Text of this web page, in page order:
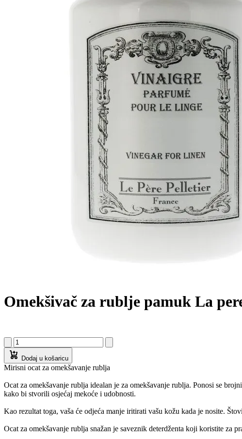
Omekšivač za rublje pamuk La
Dodaj u košaricu
Mirisni ocat za omekšavanje rublja
Ocat za omekšavanje rublja idealan je za omekšavanje rublja. Ponosi se
kako bi stvorili osjećaj mekoće i udobnosti.
Kao rezultat toga, vaša će odjeća manje iritirati vašu kožu kada je nosite.
Ocat za omekšavanje rublja snažan je saveznik deterdženta koji koristite za